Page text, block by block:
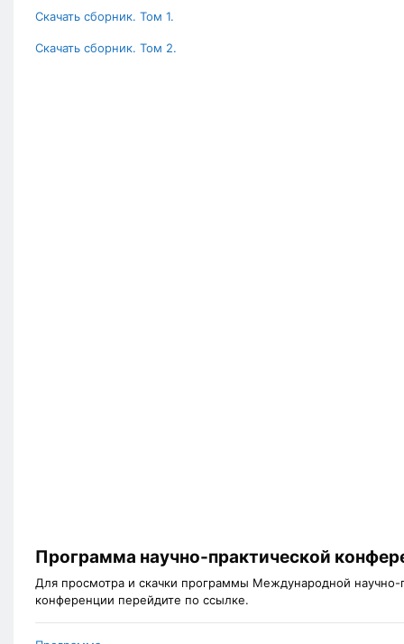
Скачать сборник. Том 1.
Скачать сборник. Том 2.
Программа научно-практической
Для просмотра и скачки программы Международной научно-
конференции перейдите по ссылке.